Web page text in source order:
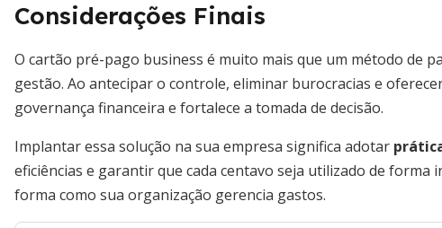
Considerações Finais
O cartão pré-pago business é muito mais que um método de
gestão. Ao antecipar o controle, eliminar burocracias e
governança financeira e fortalece a tomada de decisão.
Implantar essa solução na sua empresa significa adotar
eficiências e garantir que cada centavo seja utilizado de
forma como sua organização gerencia gastos.